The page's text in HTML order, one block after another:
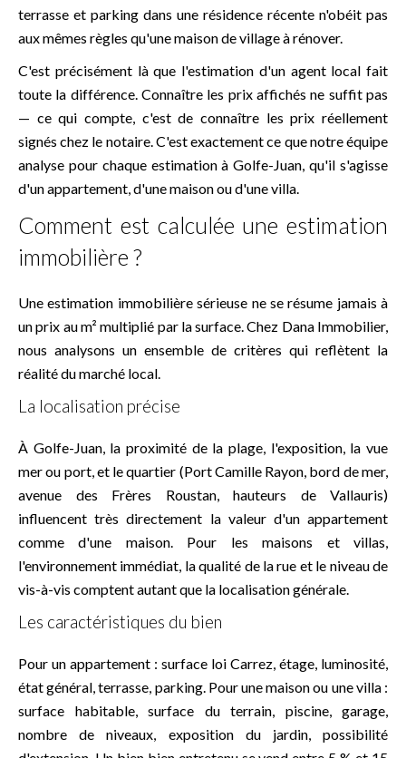
terrasse et parking dans une résidence récente n'obéit pas
aux mêmes règles qu'une maison de village à rénover.
C'est précisément là que l'estimation d'un agent local fait
toute la différence. Connaître les prix affichés ne suffit pas
— ce qui compte, c'est de connaître les prix réellement
signés chez le notaire. C'est exactement ce que notre équipe
analyse pour chaque estimation à Golfe-Juan, qu'il s'agisse
d'un appartement, d'une maison ou d'une villa.
Comment est calculée une estimation
immobilière ?
Une estimation immobilière sérieuse ne se résume jamais à
un prix au m² multiplié par la surface. Chez Dana Immobilier,
nous analysons un ensemble de critères qui reflètent la
réalité du marché local.
La localisation précise
À Golfe-Juan, la proximité de la plage, l'exposition, la vue
mer ou port, et le quartier (Port Camille Rayon, bord de mer,
avenue des Frères Roustan, hauteurs de Vallauris)
influencent très directement la valeur d'un appartement
comme d'une maison. Pour les maisons et villas,
l'environnement immédiat, la qualité de la rue et le niveau de
vis-à-vis comptent autant que la localisation générale.
Les caractéristiques du bien
Pour un appartement : surface loi Carrez, étage, luminosité,
état général, terrasse, parking. Pour une maison ou une villa :
surface habitable, surface du terrain, piscine, garage,
nombre de niveaux, exposition du jardin, possibilité